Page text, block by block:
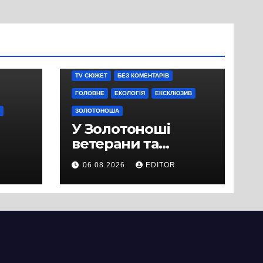
TV СЮЖЕТ БЕЗ КОМЕНТАРІВ
ГОЛОВНЕ ЕКОЛОГІЯ ЕКСКЛЮЗИВ
ЗОЛОТОНОША
У Золотоноші
ветерани та
місцеві жителі
вийшли на
протест до стін
06.08.2026 EDITOR